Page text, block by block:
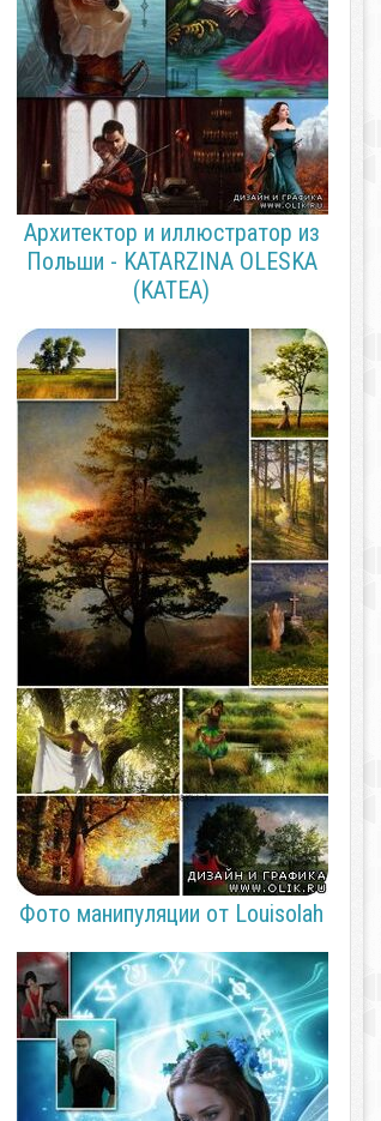
Архитектор и иллюстратор из
Польши - KATARZINA OLESKA
(KATEA)
Фото манипуляции от Louisolah